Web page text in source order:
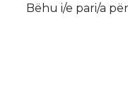
Bëhu i/e pari/a